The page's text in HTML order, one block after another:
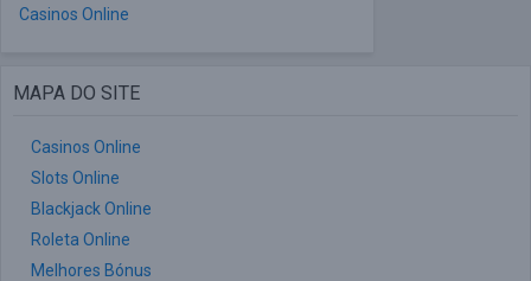
Casinos Online
MAPA DO SITE
Casinos Online
Slots Online
Blackjack Online
Roleta Online
Melhores Bónus